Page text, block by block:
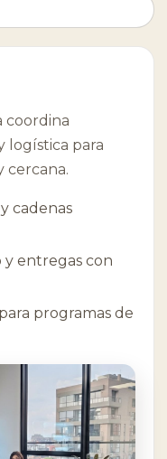
coordina
logística para
cercana.
cadenas
y entregas con
programas de